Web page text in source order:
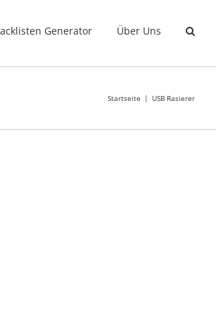
Generator Über Uns
Startseite USB Rasierer